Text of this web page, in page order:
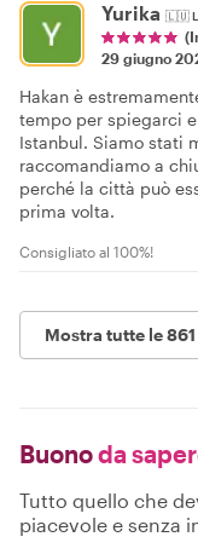
Yurika 🇱🇺
29 giugno
Hakan è
tempo per spiegarci
Istanbul. Siamo stati
raccomandiamo a
perché la città può
prima volta.
Consigliato al 100%!
Mostra tutte le
Buonoda
Tutto quello che
piacevole e senza